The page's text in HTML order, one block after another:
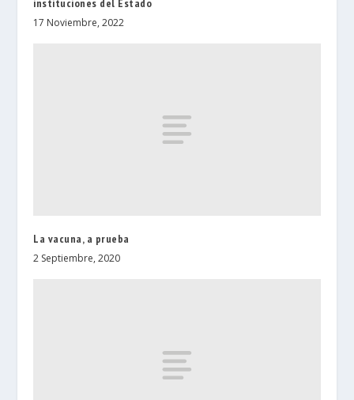
instituciones del Estado
17 Noviembre, 2022
La vacuna, a prueba
2 Septiembre, 2020